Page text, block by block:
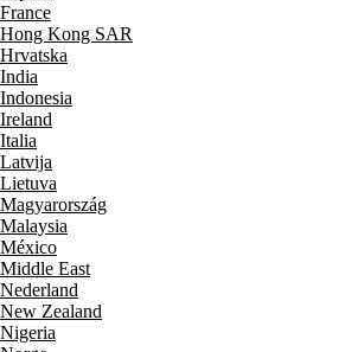
France
Hong Kong SAR
Hrvatska
India
Indonesia
Ireland
Italia
Latvija
Lietuva
Magyarország
Malaysia
México
Middle East
Nederland
New Zealand
Nigeria